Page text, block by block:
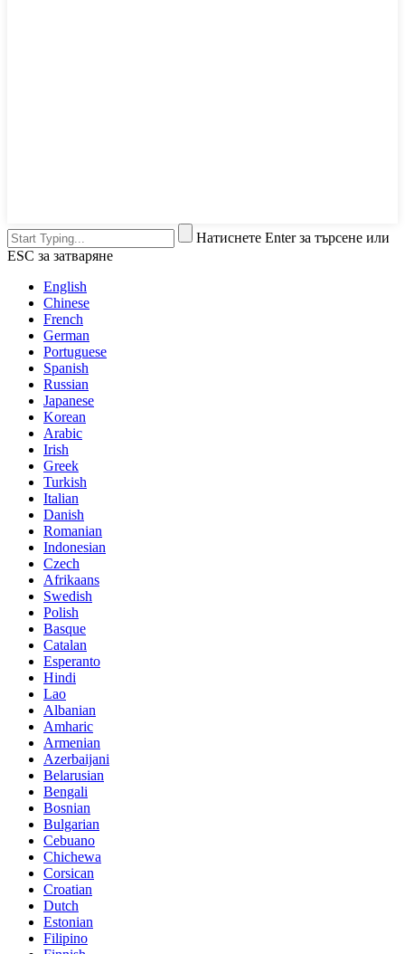
Натиснете Enter за търсене или
ESC за затваряне
English
Chinese
French
German
Portuguese
Spanish
Russian
Japanese
Korean
Arabic
Irish
Greek
Turkish
Italian
Danish
Romanian
Indonesian
Czech
Afrikaans
Swedish
Polish
Basque
Catalan
Esperanto
Hindi
Lao
Albanian
Amharic
Armenian
Azerbaijani
Belarusian
Bengali
Bosnian
Bulgarian
Cebuano
Chichewa
Corsican
Croatian
Dutch
Estonian
Filipino